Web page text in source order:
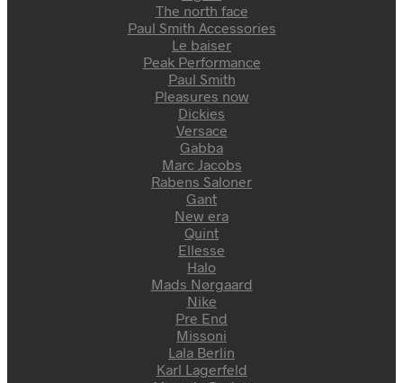
The north face
Paul Smith Accessories
Le baiser
Peak Performance
Paul Smith
Pleasures now
Dickies
Versace
Gabba
Marc Jacobs
Rabens Saloner
Gant
New era
Quint
Ellesse
Halo
Mads Nørgaard
Nike
Pre End
Missoni
Lala Berlin
Karl Lagerfeld